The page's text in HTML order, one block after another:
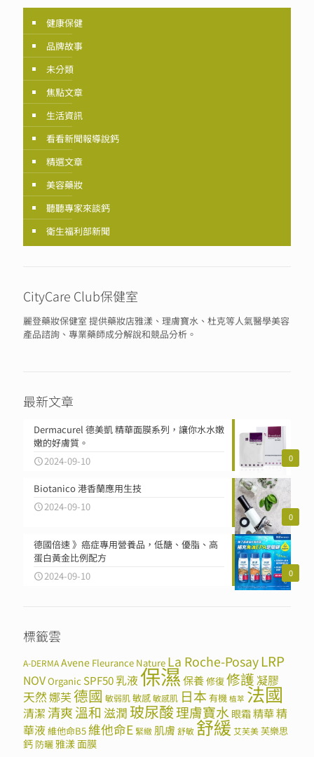
健康保健
品牌故事
未分類
焦點文章
生活資訊
看看新聞報導說鈣
精選文章
美容藥妝
聽聽專家來談鈣
衛生福利部新聞
CityCare Club保健室
麗登藥妝保健室 提供藥妝店雅漾、理膚寶水、杜克等人氣醫學美容
產品諮詢、專業藥師成分解說和競品分析。
最新文章
0
Dermacurel 德美凱 精華面膜系列，讓你水水嫩
嫩的好膚質。
2024-09-10
0
Biotanico 港香蘭應用生技
2024-09-10
0
德國倍速 》癌症專用營養品，低醣、優脂、高
蛋白黃金比例配方
2024-09-10
標籤雲
A-DERMAAvene Fleurance Nature La Roche-PosayLRP
NOVOrganic SPF50乳液保濕保養修復修護凝膠
天然娜芙德國 敏弱肌敏感敏感肌 日本 有機 植萃 法國
清潔清爽溫和 滋潤 玻尿酸理膚寶水 眼霜精華精
華液維他命B5 維他命E 緊緻 肌膚 舒敏 舒緩 艾芙美芙樂思
鈣 防曬雅漾面膜